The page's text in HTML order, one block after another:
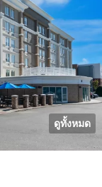
ดูทั้งหมด